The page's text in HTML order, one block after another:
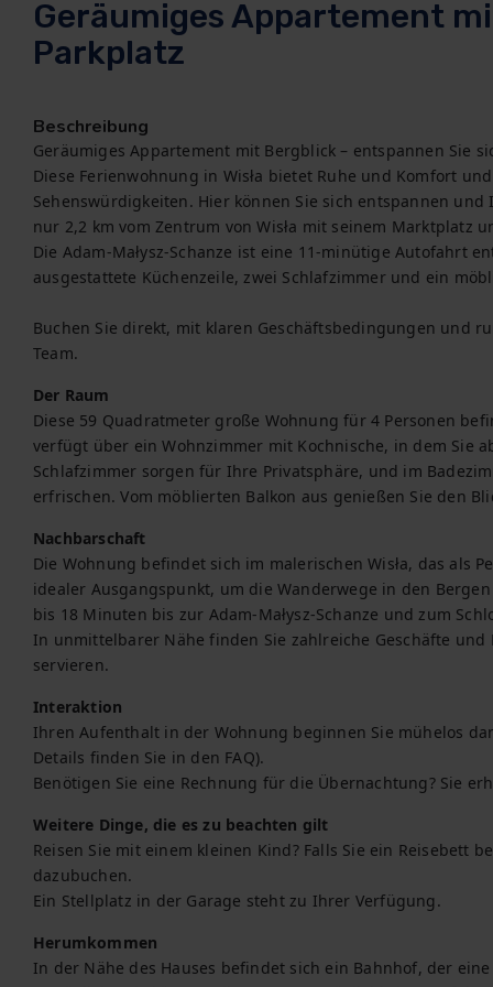
Geräumiges Appartement
Parkplatz
Beschreibung
Geräumiges Appartement mit Bergblick – entspannen Sie
Diese Ferienwohnung in Wisła bietet Ruhe und Komfort
Sehenswürdigkeiten. Hier können Sie sich entspannen
nur 2,2 km vom Zentrum von Wisła mit seinem Marktplatz
Die Adam-Małysz-Schanze ist eine 11-minütige Autofahrt
ausgestattete Küchenzeile, zwei Schlafzimmer und ein
Buchen Sie direkt, mit klaren Geschäftsbedingungen und
Team.
Der Raum
Diese 59 Quadratmeter große Wohnung für 4 Personen
verfügt über ein Wohnzimmer mit Kochnische, in dem Sie
Schlafzimmer sorgen für Ihre Privatsphäre, und im
erfrischen. Vom möblierten Balkon aus genießen Sie den
Nachbarschaft
Die Wohnung befindet sich im malerischen Wisła, das als
idealer Ausgangspunkt, um die Wanderwege in den
bis 18 Minuten bis zur Adam-Małysz-Schanze und zum
In unmittelbarer Nähe finden Sie zahlreiche Geschäfte
servieren.
Interaktion
Ihren Aufenthalt in der Wohnung beginnen Sie mühelos
Details finden Sie in den FAQ).
Benötigen Sie eine Rechnung für die Übernachtung? Sie
Weitere Dinge, die es zu beachten gilt
Reisen Sie mit einem kleinen Kind? Falls Sie ein Reisebett
dazubuchen.
Ein Stellplatz in der Garage steht zu Ihrer Verfügung.
Herumkommen
In der Nähe des Hauses befindet sich ein Bahnhof, der